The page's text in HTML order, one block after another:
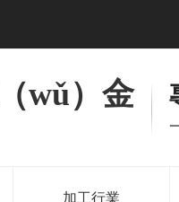
wǔ）金
加工行業